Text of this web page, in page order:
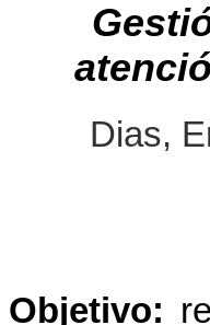
Dias,
Objetivo: